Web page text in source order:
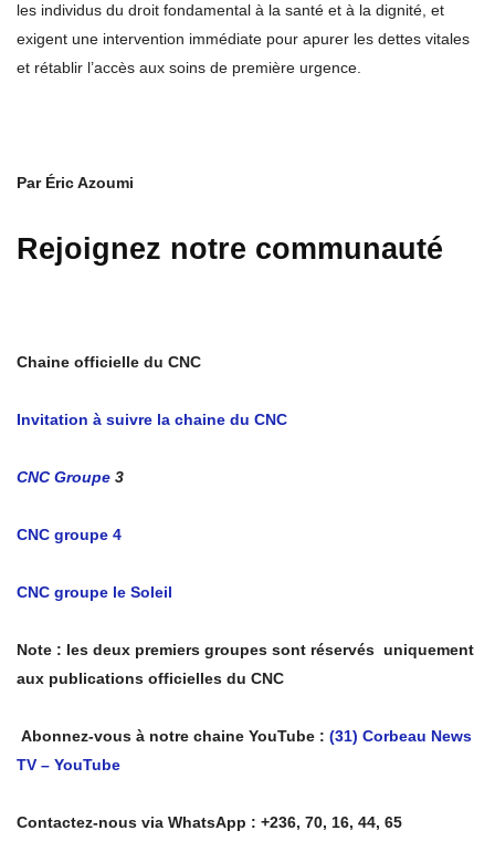
les individus du droit fondamental à la santé et à la dignité, et
exigent une intervention immédiate pour apurer les dettes vitales
et rétablir l’accès aux soins de première urgence.
Par Éric Azoumi
Rejoignez notre communauté
Chaine officielle du CNC
Invitation à suivre la chaine du CNC
CNC Groupe 3
CNC groupe 4
CNC groupe le Soleil
Note : les deux premiers groupes sont réservés uniquement
aux publications officielles du CNC
Abonnez-vous à notre chaine YouTube : (31) Corbeau News
TV – YouTube
Contactez-nous via WhatsApp : +236, 70, 16, 44, 65